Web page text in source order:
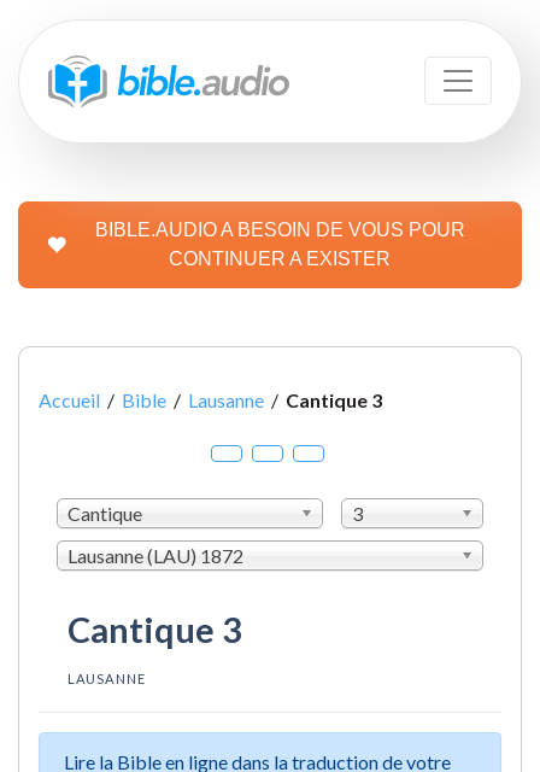
BIBLE.AUDIO A BESOIN DE VOUS POUR
CONTINUER A EXISTER
Accueil / Bible / Lausanne / Cantique 3
Cantique
3
Lausanne (LAU) 1872
Cantique 3
LAUSANNE
Lire la Bible en ligne dans la traduction de votre